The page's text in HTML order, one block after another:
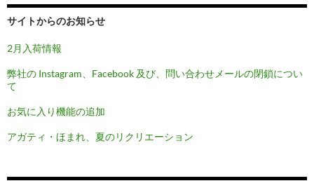
ョ
ン
サイトからのお知らせ
2月入荷情報
弊社の Instagram、Facebook 及び、問い合わせメールの閉鎖につい
て
お気に入り機能の追加
アガティ・ほまれ、夏のリクリエーション